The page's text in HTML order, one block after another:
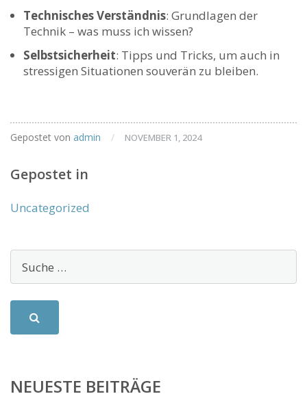
Technisches Verständnis: Grundlagen der
Technik – was muss ich wissen?
Selbstsicherheit: Tipps und Tricks, um auch in
stressigen Situationen souverän zu bleiben.
Gepostet von admin / NOVEMBER 1, 2024
Gepostet in
Uncategorized
NEUESTE BEITRÄGE